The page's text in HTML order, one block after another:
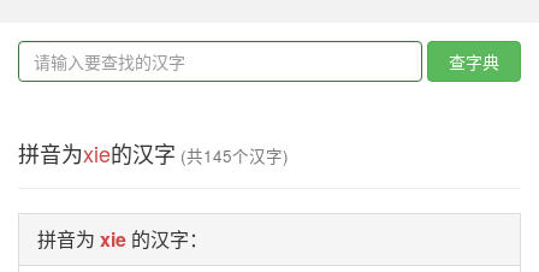
查字典
拼音为xie的汉字 (共145个汉字)
拼音为 xie 的汉字：